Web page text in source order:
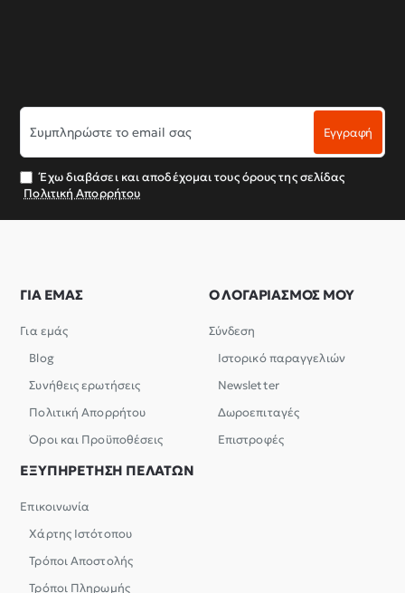
Συμπληρώστε
το
email
σας
Εγγραφή
Έχω διαβάσει και αποδέχομαι τους όρους της σελίδας
Πολιτική Απορρήτου
ΓΙΑ ΕΜΑΣ
Για εμάς
Blog
Συνήθεις ερωτήσεις
Πολιτική Απορρήτου
Όροι και Προϋποθέσεις
Ο ΛΟΓΑΡΙΑΣΜΟΣ ΜΟΥ
Σύνδεση
Ιστορικό παραγγελιών
Newsletter
Δωροεπιταγές
Επιστροφές
ΕΞΥΠΗΡΕΤΗΣΗ ΠΕΛΑΤΩΝ
Επικοινωνία
Χάρτης Ιστότοπου
Τρόποι Αποστολής
Τρόποι Πληρωμής